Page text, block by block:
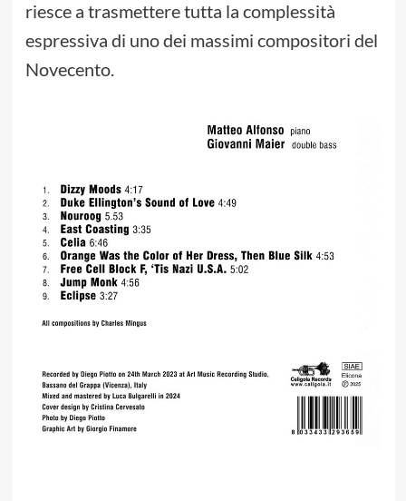
riesce a trasmettere tutta la complessità
espressiva di uno dei massimi compositori del
Novecento.